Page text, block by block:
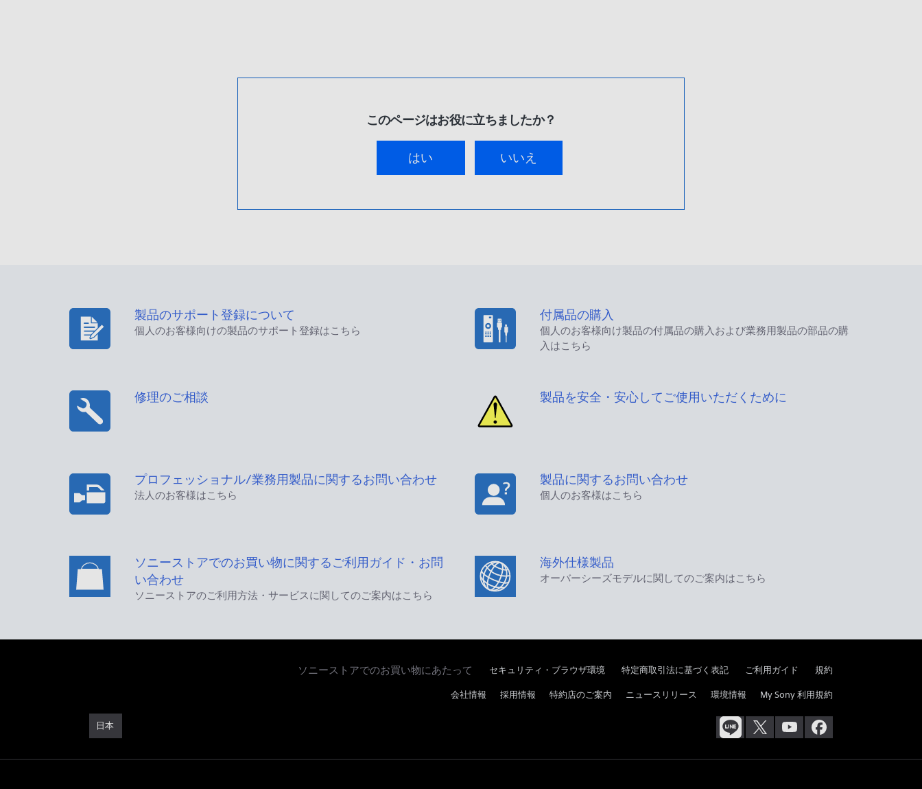
このページはお役に立ちましたか？
はい いいえ
製品のサポート登録について
個人のお客様向けの製品のサポート登録はこちら
付属品の購入
個人のお客様向け製品の付属品の購入および業務用製品の部品の購
入はこちら
修理のご相談 製品を安全・安心してご使用いただくために
プロフェッショナル/業務用製品に関するお問い合わせ
法人のお客様はこちら
製品に関するお問い合わせ
個人のお客様はこちら
ソニーストアでのお買い物に関するご利用ガイド・お問
い合わせ
ソニーストアのご利用方法・サービスに関してのご案内はこちら
海外仕様製品
オーバーシーズモデルに関してのご案内はこちら
ソニーストアでのお買い物にあたって セキュリティ・ブラウザ環境 特定商取引法に基づく表記 ご利用ガイド 規約
日本
会社情報 採用情報 特約店のご案内 ニュースリリース 環境情報 My Sony 利用規約